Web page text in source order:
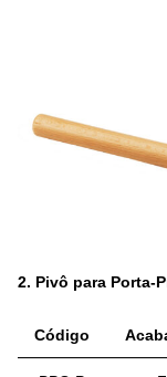
2. Pivô para Porta-
Código